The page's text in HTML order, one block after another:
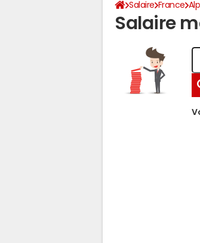
Salaire France
Salaire